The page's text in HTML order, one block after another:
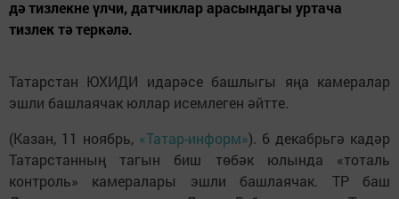
дә тизлекне үлчи, датчиклар арасындагы уртача
тизлек тә теркәлә.
Татарстан ЮХИДИ идарәсе башлыгы яңа камералар
эшли башлаячак юллар исемлеген әйтте.
(Казан, 11 ноябрь, «Татар-информ»). 6 декабрьгә кадәр
Татарстанның тагын биш төбәк юлында «тоталь
контроль» камералары эшли башлаячак. ТР баш